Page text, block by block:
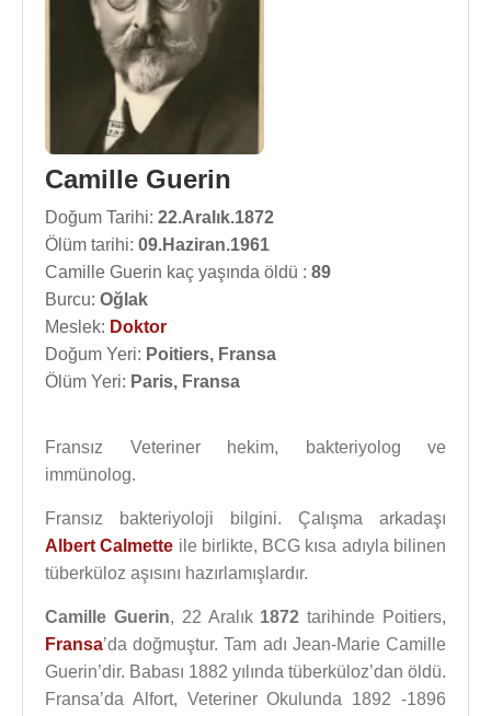
Camille Guerin
Doğum Tarihi: 22.Aralık.1872
Ölüm tarihi: 09.Haziran.1961
Camille Guerin kaç yaşında öldü : 89
Burcu: Oğlak
Meslek: Doktor
Doğum Yeri: Poitiers, Fransa
Ölüm Yeri: Paris, Fransa
Fransız Veteriner hekim, bakteriyolog ve
immünolog.
Fransız bakteriyoloji bilgini. Çalışma arkadaşı
Albert Calmette ile birlikte, BCG kısa adıyla bilinen
tüberküloz aşısını hazırlamışlardır.
Camille Guerin, 22 Aralık 1872 tarihinde Poitiers,
Fransa’da doğmuştur. Tam adı Jean-Marie Camille
Guerin’dir. Babası 1882 yılında tüberküloz’dan öldü.
Fransa’da Alfort, Veteriner Okulunda 1892 -1896